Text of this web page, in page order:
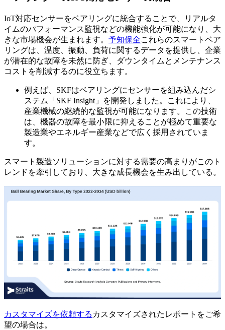
IoT対応センサーをベアリングに統合することで、リアルタ
イムのパフォーマンス監視などの機能強化が可能になり、大
きな市場機会が生まれます。 予知保全これらのスマートベア
リングは、温度、振動、負荷に関するデータを提供し、企業
が潜在的な故障を未然に防ぎ、ダウンタイムとメンテナンス
コストを削減するのに役立ちます。
例えば、SKFはベアリングにセンサーを組み込んだシ
ステム「SKF Insight」を開発しました。これにより、
産業機械の継続的な監視が可能になります。この技術
は、機器の故障を最小限に抑えることが極めて重要な
製造業やエネルギー産業などで広く採用されていま
す。
スマート製造ソリューションに対する需要の高まりがこのト
レンドを牽引しており、大きな成長機会を生み出している。
カスタマイズを依頼する カスタマイズされたレポートをご希
望の場合は。